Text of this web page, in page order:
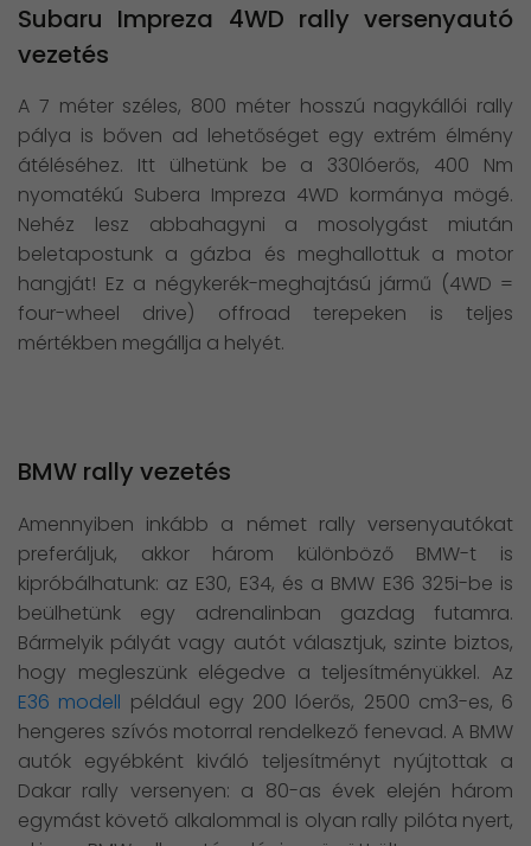
Subaru Impreza 4WD rally versenyautó
vezetés
A 7 méter széles, 800 méter hosszú nagykállói rally
pálya is bőven ad lehetőséget egy extrém élmény
átéléséhez. Itt ülhetünk be a 330lóerős, 400 Nm
nyomatékú Subera Impreza 4WD kormánya mögé.
Nehéz lesz abbahagyni a mosolygást miután
beletapostunk a gázba és meghallottuk a motor
hangját! Ez a négykerék-meghajtású jármű (4WD =
four-wheel drive) offroad terepeken is teljes
mértékben megállja a helyét.
BMW rally vezetés
Amennyiben inkább a német rally versenyautókat
preferáljuk, akkor három különböző BMW-t is
kipróbálhatunk: az E30, E34, és a BMW E36 325i-be is
beülhetünk egy adrenalinban gazdag futamra.
Bármelyik pályát vagy autót választjuk, szinte biztos,
hogy megleszünk elégedve a teljesítményükkel. Az
E36 modell például egy 200 lóerős, 2500 cm3-es, 6
hengeres szívós motorral rendelkező fenevad. A BMW
autók egyébként kiváló teljesítményt nyújtottak a
Dakar rally versenyen: a 80-as évek elején három
egymást követő alkalommal is olyan rally pilóta nyert,